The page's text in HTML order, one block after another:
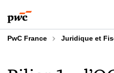
au
contenu
au
pied
dePwC France Juridique et